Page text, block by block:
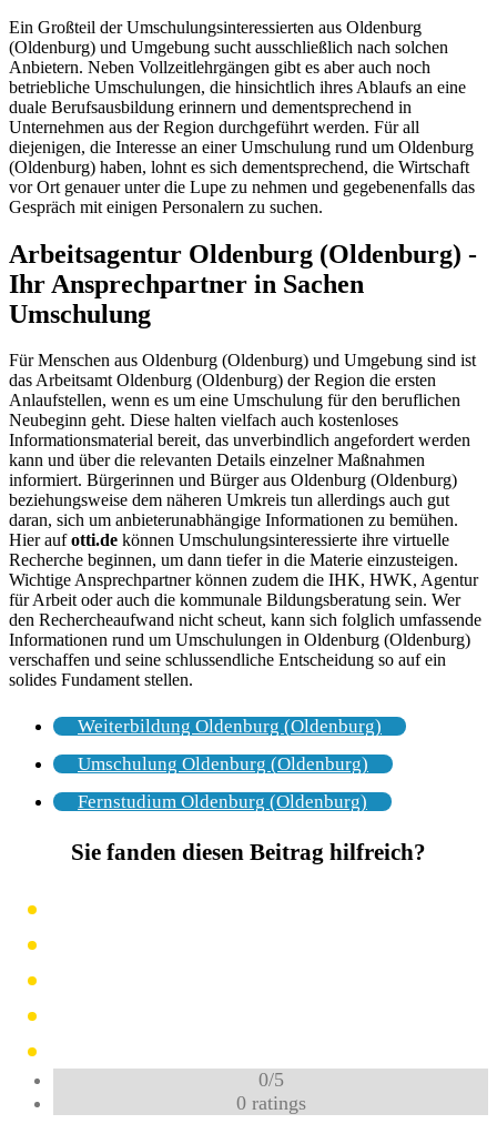
Ein Großteil der Umschulungsinteressierten aus Oldenburg
(Oldenburg) und Umgebung sucht ausschließlich nach solchen
Anbietern. Neben Vollzeitlehrgängen gibt es aber auch noch
betriebliche Umschulungen, die hinsichtlich ihres Ablaufs an eine
duale Berufsausbildung erinnern und dementsprechend in
Unternehmen aus der Region durchgeführt werden. Für all
diejenigen, die Interesse an einer Umschulung rund um Oldenburg
(Oldenburg) haben, lohnt es sich dementsprechend, die Wirtschaft
vor Ort genauer unter die Lupe zu nehmen und gegebenenfalls das
Gespräch mit einigen Personalern zu suchen.
Arbeitsagentur Oldenburg (Oldenburg) -
Ihr Ansprechpartner in Sachen
Umschulung
Für Menschen aus Oldenburg (Oldenburg) und Umgebung sind ist
das Arbeitsamt Oldenburg (Oldenburg) der Region die ersten
Anlaufstellen, wenn es um eine Umschulung für den beruflichen
Neubeginn geht. Diese halten vielfach auch kostenloses
Informationsmaterial bereit, das unverbindlich angefordert werden
kann und über die relevanten Details einzelner Maßnahmen
informiert. Bürgerinnen und Bürger aus Oldenburg (Oldenburg)
beziehungsweise dem näheren Umkreis tun allerdings auch gut
daran, sich um anbieterunabhängige Informationen zu bemühen.
Hier aufotti.de können Umschulungsinteressierte ihre virtuelle
Recherche beginnen, um dann tiefer in die Materie einzusteigen.
Wichtige Ansprechpartner können zudem die IHK, HWK, Agentur
für Arbeit oder auch die kommunale Bildungsberatung sein. Wer
den Rechercheaufwand nicht scheut, kann sich folglich umfassende
Informationen rund um Umschulungen in Oldenburg (Oldenburg)
verschaffen und seine schlussendliche Entscheidung so auf ein
solides Fundament stellen.
Weiterbildung Oldenburg (Oldenburg)
Umschulung Oldenburg (Oldenburg)
Fernstudium Oldenburg (Oldenburg)
Sie fanden diesen Beitrag hilfreich?
0/5
0ratings